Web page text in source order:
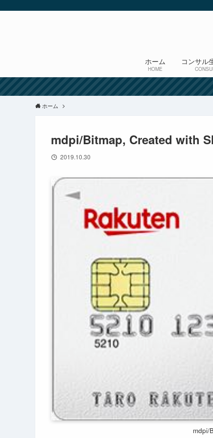
ホーム
HOME
コンサル
ホーム
mdpi/Bitmap, Created with
2019.10.30
mdpi/